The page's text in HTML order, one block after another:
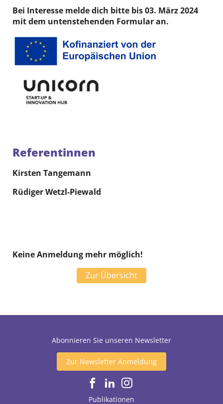
Bei Interesse melde dich bitte bis 03. März 2024
mit dem untenstehenden Formular an.
Referentinnen
Kirsten Tangemann
Rüdiger Wetzl-Piewald
Keine Anmeldung mehr möglich!
Zur Übersicht
Abonnieren Sie unseren Newsletter
Zur Newsletter Anmeldung
Publikationen